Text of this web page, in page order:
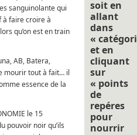
sanguinolante qui
à faire croire à
qu’on est en train
AB, Batera,
mourir tout à fait… il
essence de la
le 15
pouvoir noir qu’ils
soit en
allant
dans
«
et en
cliquant
sur
« points
de
repéres
pour
nourrir